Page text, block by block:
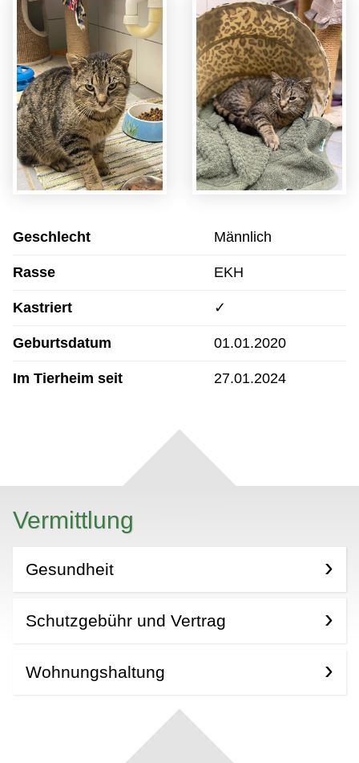
Geschlecht Männlich
Rasse EKH
Kastriert ✓
Geburtsdatum 01.01.2020
Im Tierheim seit 27.01.2024
Vermittlung
Gesundheit
Schutzgebühr und Vertrag
Wohnungshaltung